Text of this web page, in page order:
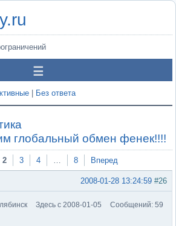
Без ответа
глобальный обмен фенек!!!!
2 3 4 … 8 Вперед
#26
2008-01-28 13:24:59
Здесь с 2008-01-05
Сообщений: 59